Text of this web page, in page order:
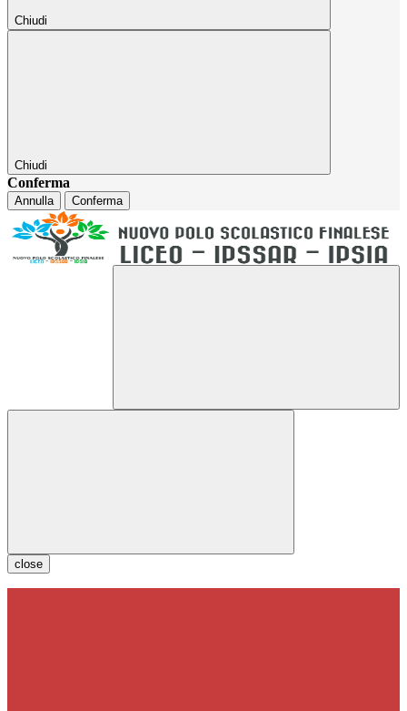
Chiudi
Chiudi
Conferma
Annulla Conferma
close